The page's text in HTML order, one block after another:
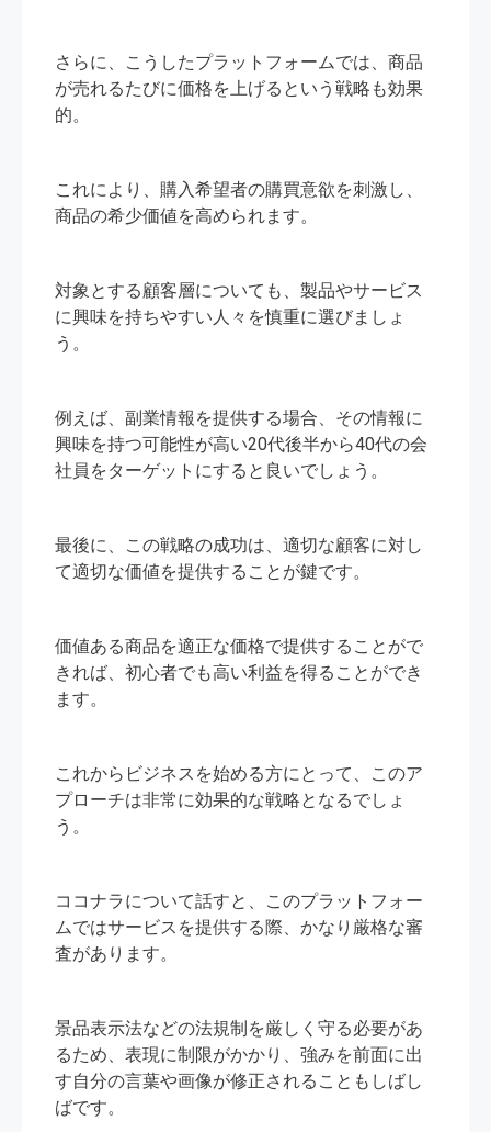
さらに、こうしたプラットフォームでは、商品
が売れるたびに価格を上げるという戦略も効果
的。
これにより、購入希望者の購買意欲を刺激し、
商品の希少価値を高められます。
対象とする顧客層についても、製品やサービス
に興味を持ちやすい人々を慎重に選びましょ
う。
例えば、副業情報を提供する場合、その情報に
興味を持つ可能性が高い20代後半から40代の会
社員をターゲットにすると良いでしょう。
最後に、この戦略の成功は、適切な顧客に対し
て適切な価値を提供することが鍵です。
価値ある商品を適正な価格で提供することがで
きれば、初心者でも高い利益を得ることができ
ます。
これからビジネスを始める方にとって、このア
プローチは非常に効果的な戦略となるでしょ
う。
ココナラについて話すと、このプラットフォー
ムではサービスを提供する際、かなり厳格な審
査があります。
景品表示法などの法規制を厳しく守る必要があ
るため、表現に制限がかかり、強みを前面に出
す自分の言葉や画像が修正されることもしばし
ばです。